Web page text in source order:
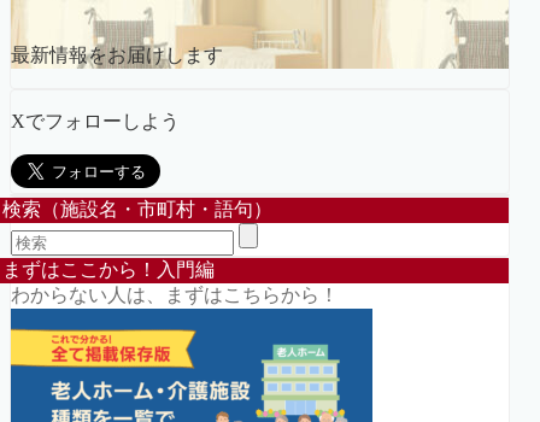
最新情報をお届けします
Xでフォローしよう
検索（施設名・市町村・語句）
まずはここから！入門編
わからない人は、まずはこちらから！